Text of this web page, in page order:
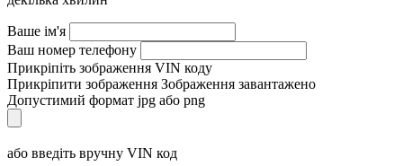
Ваше ім'я
Ваш номер телефону
Прикріпіть зображення VIN коду
Прикріпити зображення Зображення завантажено
Допустимий формат jpg або png
або введіть вручну VIN код